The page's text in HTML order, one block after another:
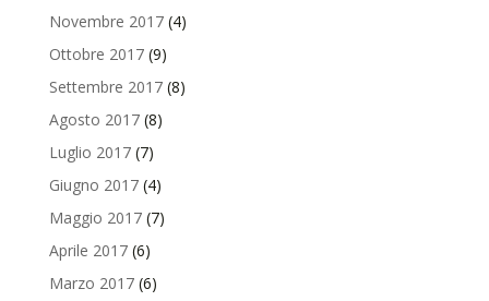
Novembre 2017(4)
Ottobre 2017(9)
Settembre 2017(8)
Agosto 2017(8)
Luglio 2017(7)
Giugno 2017(4)
Maggio 2017(7)
Aprile 2017(6)
Marzo 2017(6)